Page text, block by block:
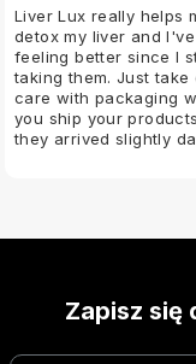
Liver Lux really helps
detox my liver and
feeling better since I
taking them. Just take
care with packaging
you ship your
they arrived slightly
Zapisz się